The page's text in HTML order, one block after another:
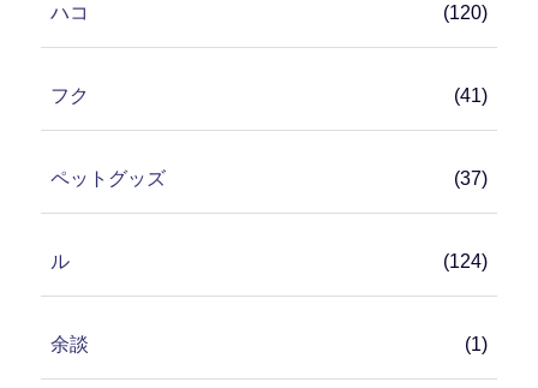
ハコ (120)
フク (41)
ペットグッズ (37)
ル (124)
余談 (1)